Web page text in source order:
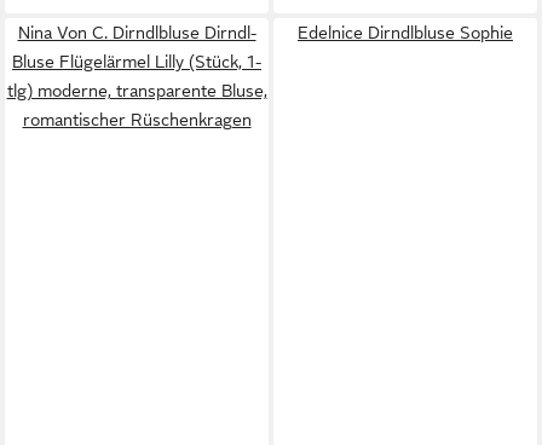
Nina Von C. Dirndlbluse Dirndl-
Bluse Flügelärmel Lilly (Stück, 1-
tlg) moderne, transparente Bluse,
romantischer Rüschenkragen
Edelnice Dirndlbluse Sophie